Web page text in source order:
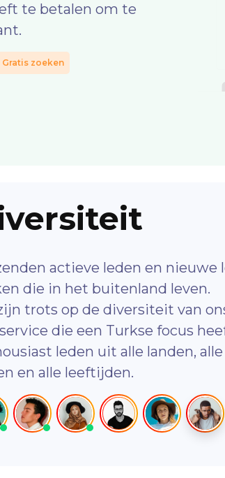
te betalen om te
Gratis zoeken
actieve leden en nieuwe
die in het buitenland leven.
trots op de diversiteit van
die een Turkse focus
leden uit alle landen,
en alle leeftijden.